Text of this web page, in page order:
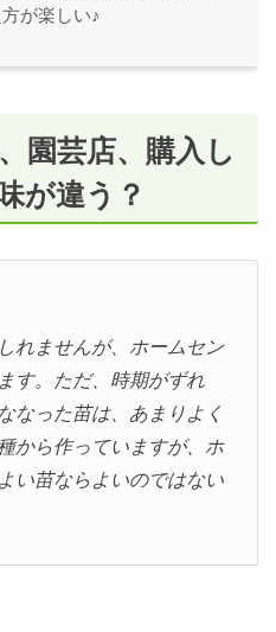
が楽しい♪
園芸店、購入し
が違う？
れませんが、ホームセン
す。ただ、時期がずれ
なった苗は、あまりよく
から作っていますが、ホ
い苗ならよいのではない